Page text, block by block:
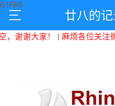
廿八的
谢谢大家！| 麻烦各位关注微